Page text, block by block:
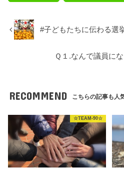
#子どもたちに伝わる選
Ｑ１.なんで議員に
RECOMMEND こちらの記事も人
☆TEAM-90☆